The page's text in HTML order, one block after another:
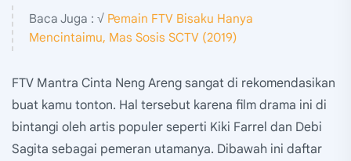
Baca Juga : √ Pemain FTV Bisaku Hanya
Mencintaimu, Mas Sosis SCTV (2019)
FTV Mantra Cinta Neng Areng sangat di rekomendasikan
buat kamu tonton. Hal tersebut karena film drama ini di
bintangi oleh artis populer seperti Kiki Farrel dan Debi
Sagita sebagai pemeran utamanya. Dibawah ini daftar